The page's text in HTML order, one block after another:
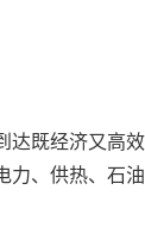
既经济又高
、供热、石油